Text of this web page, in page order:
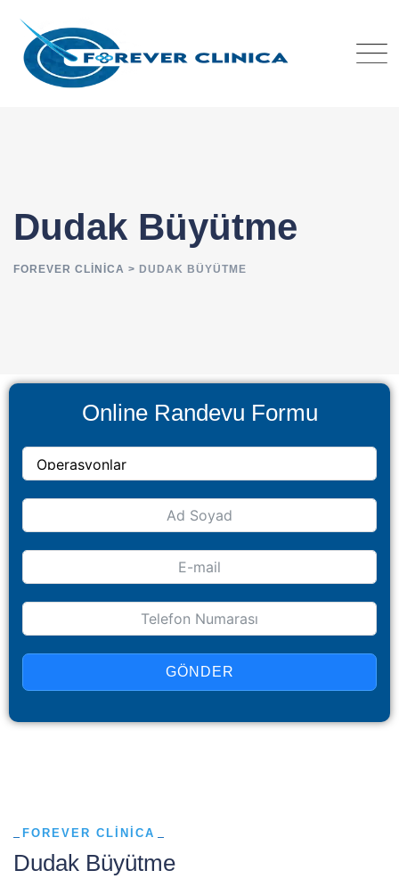
Dudak Büyütme
FOREVER CLINICA > DUDAK BÜYÜTME
Online Randevu Formu
GÖNDER
FOREVER CLINICA
Dudak Büyütme